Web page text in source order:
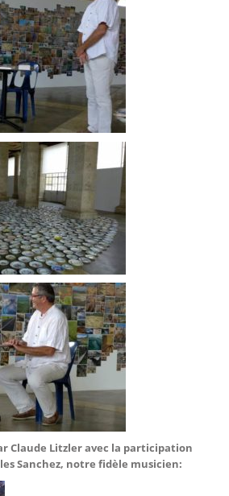
Claude Litzler avec la participation
Sanchez, notre fidèle musicien: